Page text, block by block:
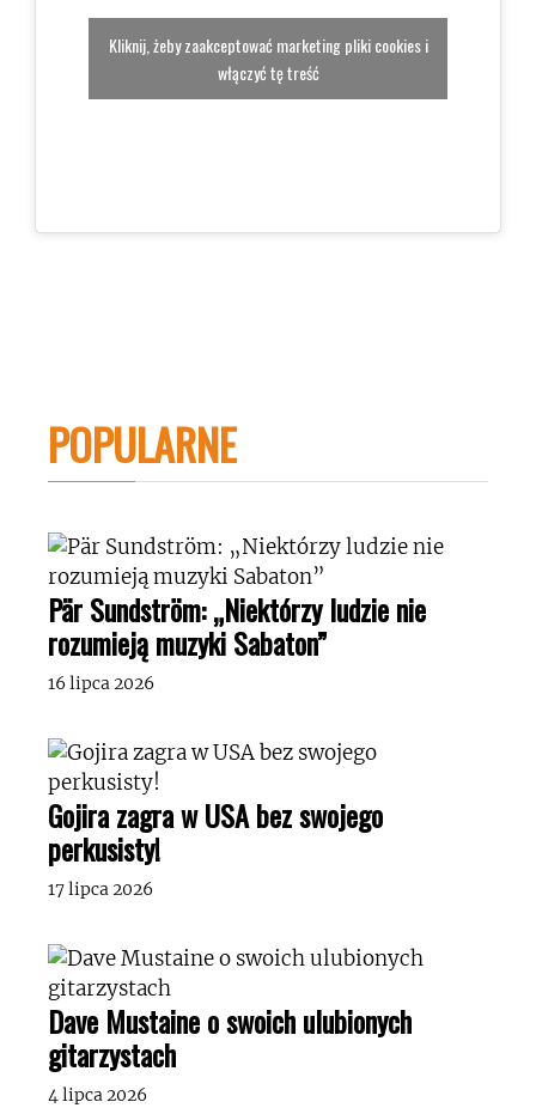
Kliknij, żeby zaakceptować marketing pliki cookies i
włączyć tę treść
POPULARNE
Pär Sundström: „Niektórzy ludzie nie
rozumieją muzyki Sabaton”
16 lipca 2026
Gojira zagra w USA bez swojego
perkusisty!
17 lipca 2026
Dave Mustaine o swoich ulubionych
gitarzystach
4 lipca 2026